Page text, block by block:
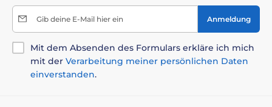
Gib deine E-Mail hier ein Anmeldung
Mit dem Absenden des Formulars erkläre ich mich
mit der Verarbeitung meiner persönlichen Daten
einverstanden.